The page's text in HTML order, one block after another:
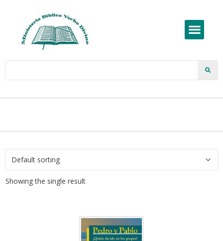
Showing the single result